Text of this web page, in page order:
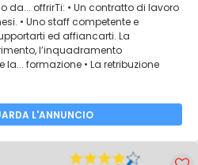
da... offrirTi: • Un contratto di lavoro
• Uno staff competente e
ed affiancarti. La
l’inquadramento
formazione • La retribuzione
L'ANNUNCIO